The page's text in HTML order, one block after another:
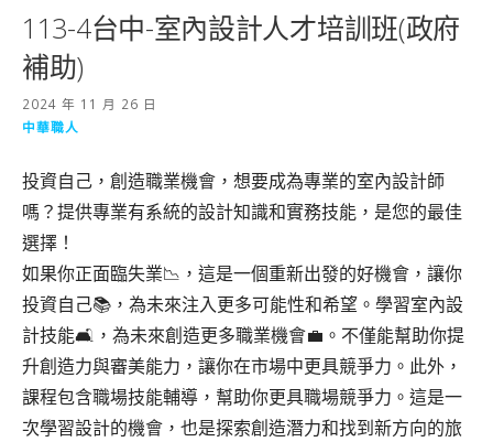
113-4台中-室內設計人才培訓班(政府
補助)
2024 年 11 月 26 日
中華職人
投資自己，創造職業機會，想要成為專業的室內設計師
嗎？提供專業有系統的設計知識和實務技能，是您的最佳
選擇！
如果你正面臨失業📉，這是一個重新出發的好機會，讓你
投資自己📚，為未來注入更多可能性和希望。學習室內設
計技能🛋️，為未來創造更多職業機會💼。不僅能幫助你提
升創造力與審美能力，讓你在市場中更具競爭力。此外，
課程包含職場技能輔導，幫助你更具職場競爭力。這是一
次學習設計的機會，也是探索創造潛力和找到新方向的旅